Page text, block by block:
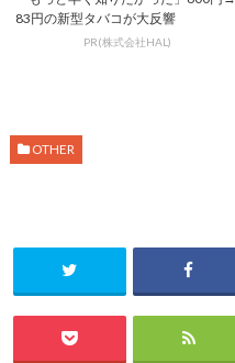
83円の新型タバコが大反響
PR(株式会社HAL)
OTHER